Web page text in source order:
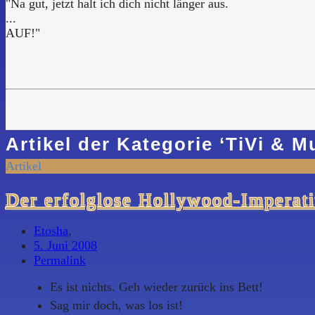
"Na gut, jetzt halt ich dich nicht länger aus.
...
AUF!"
Artikel der Kategorie ‘TiVi &
Artikel
Der erfolglose Hollywood-
Etosha,
5. Juni 2008
Permalink
Es ist nichts. Geh wieder zurück ins Bett!
Sag mir doch, was los ist!